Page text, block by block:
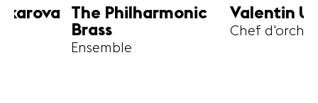
Valentin Uryupin
Chef d'orchestre
Amihai
Alto